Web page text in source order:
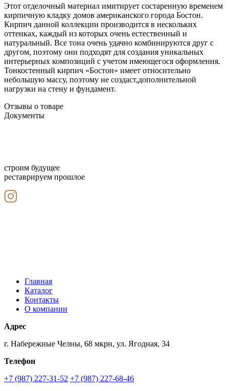
Этот отделочный материал имитирует состаренную временем
кирпичную кладку домов американского города Бостон.
Кирпич данной коллекции производится в нескольких
оттенках, каждый из которых очень естественный и
натуральный. Все тона очень удачно комбинируются друг с
другом, поэтому они подходят для создания уникальных
интерьерных композиций с учетом имеющегося оформления.
Тонкостенный кирпич «Бостон» имеет относительно
небольшую массу, поэтому не создаст,дополнительной
нагрузки на стену и фундамент.
Отзывы о товаре
Документы
строим будущее
реставрируем прошлое
Главная
Каталог
Контакты
О компании
Адрес
г. Набережные Челны, 68 мкрн, ул. Ягодная, 34
Телефон
+7 (987) 227-31-52 +7 (987) 227-68-46